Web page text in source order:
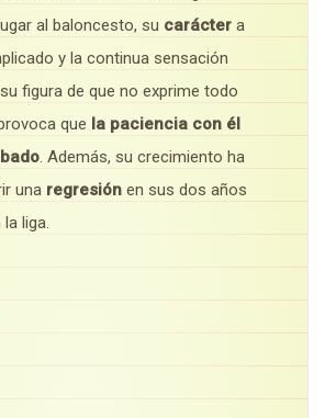
al baloncesto, su carácter a
y la continua sensación
figura de que no exprime todo
que la paciencia con él
. Además, su crecimiento ha
una regresión en sus dos años
liga.